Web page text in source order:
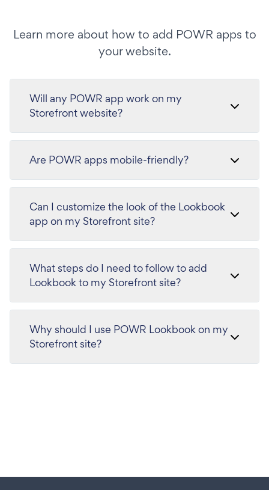
Learn more about how to add POWR apps to
your website.
Will any POWR app work on my
Storefront website?
Are POWR apps mobile-friendly?
Can I customize the look of the Lookbook
app on my Storefront site?
What steps do I need to follow to add
Lookbook to my Storefront site?
Why should I use POWR Lookbook on my
Storefront site?